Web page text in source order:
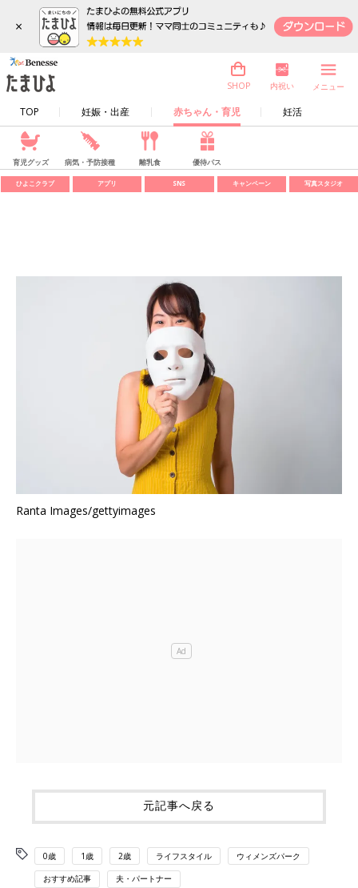
×
TOP 妊娠・出産 赤ちゃん・育児 妊活
SHOP 内祝い メニュー
育児グッズ 病気・予防接種 離乳食 優待パス
ひよこクラブ アプリ SNS キャンペーン 写真スタジオ
Ranta Images/gettyimages
元記事へ戻る
0歳 1歳 2歳 ライフスタイル ウィメンズパーク
おすすめ記事 夫・パートナー